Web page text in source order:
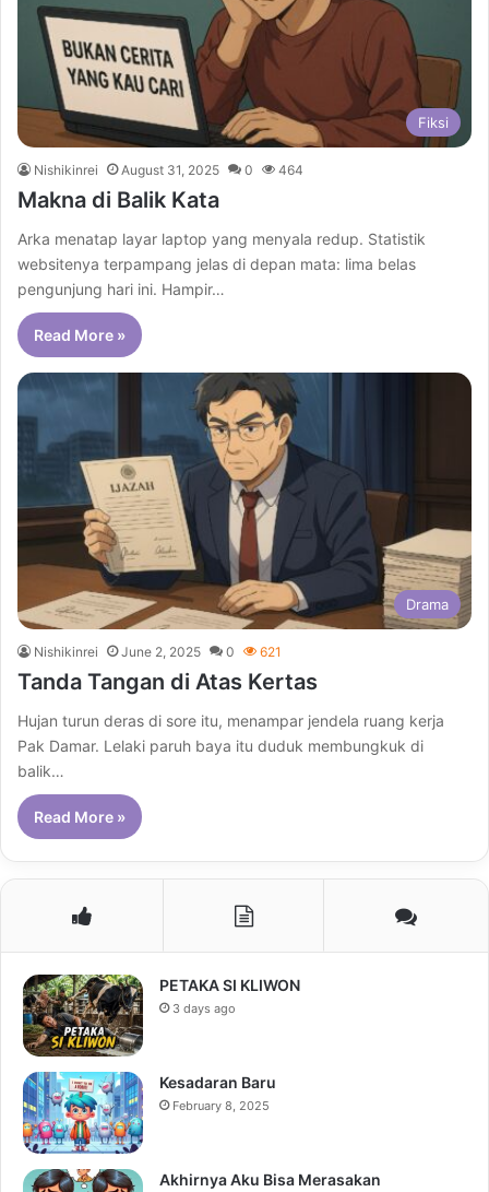
Fiksi
Nishikinrei August 31, 2025 0 464
Makna di Balik Kata
Arka menatap layar laptop yang menyala redup. Statistik
websitenya terpampang jelas di depan mata: lima belas
pengunjung hari ini. Hampir…
Read More »
Drama
Nishikinrei June 2, 2025 0 621
Tanda Tangan di Atas Kertas
Hujan turun deras di sore itu, menampar jendela ruang kerja
Pak Damar. Lelaki paruh baya itu duduk membungkuk di
balik…
Read More »
PETAKA SI KLIWON
3 days ago
Kesadaran Baru
February 8, 2025
Akhirnya Aku Bisa Merasakan